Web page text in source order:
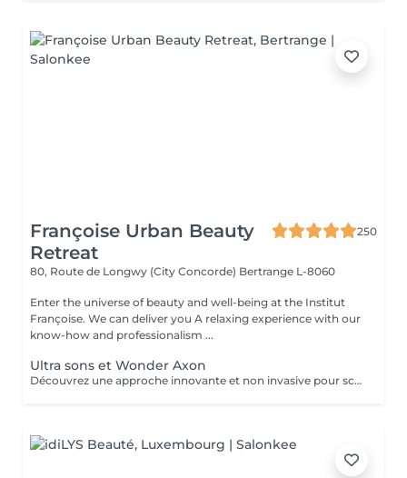
Françoise Urban Beauty
Retreat
250
80, Route de Longwy (City Concorde) Bertrange L-8060
Enter the universe of beauty and well-being at the Institut
Françoise. We can deliver you A relaxing experience with our
know-how and professionalism ...
Ultra sons et Wonder Axon
Découvrez une approche innovante et non invasive pour sculpter votre silhouette, alliant la puissance de l'ultra son à la technologie avancée du Wonder Axon. Cette synergie unique agit en profondeur pour : Défibroser les cellulites indurées : Les ondes ultrasonores ciblent les nodules fibreux, brisant les tissus durcis et libérant les graisses emprisonnées. Brûler les graisses libérées : Le Wonder Axon active la lipolyse et stimule le drainage lymphatique, éliminant naturellement les toxines et les lipides. Sculpter une musculature harmonieuse : Les impulsions électrostimulantes du Wonder Axon tonifient les muscles en douceur, pour une silhouette ferme et équilibrée. Booster le métabolisme de base : En stimulant la microcirculation et l'activité cellulaire, cette combinaison relance la combustion des calories même au repos.